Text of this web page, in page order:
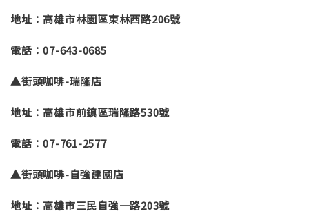
地址：高雄市林園區東林西路206號
電話：07-643-0685
▲街頭咖啡-瑞隆店
地址：高雄市前鎮區瑞隆路530號
電話：07-761-2577
▲街頭咖啡-自強建國店
地址：高雄市三民自強一路203號